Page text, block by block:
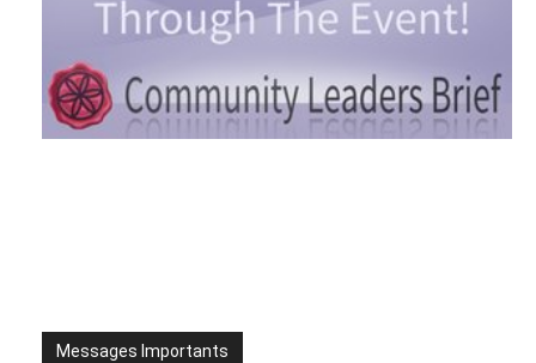
Messages Importants